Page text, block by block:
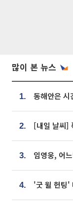
많이 본 뉴스
1.
2.
3.
4.